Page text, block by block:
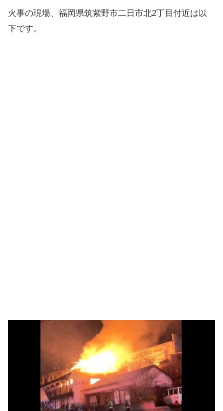
火事の現場、福岡県筑紫野市二日市北2丁目付近は以
下です。